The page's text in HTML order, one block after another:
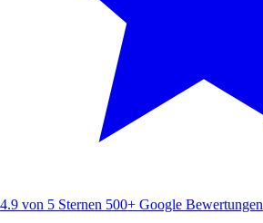
4.9 von 5 Sternen 500+ Google Bewertungen